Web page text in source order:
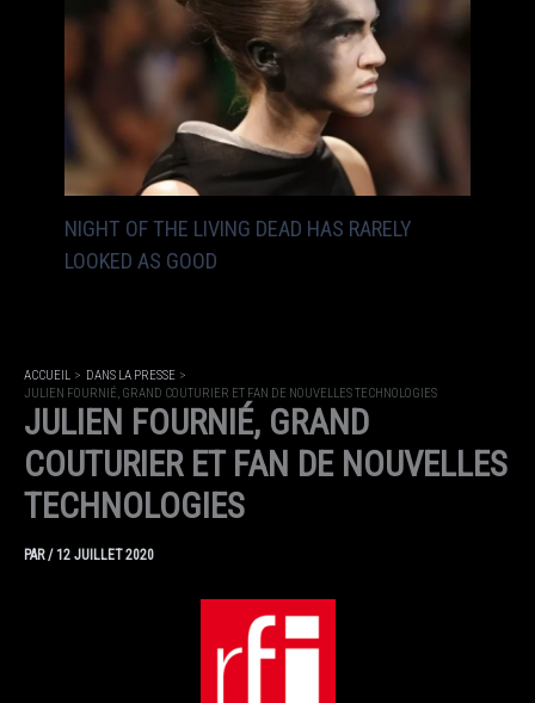
NIGHT OF THE LIVING DEAD HAS RARELY
LOOKED AS GOOD
ACCUEIL
DANS LA PRESSE
JULIEN FOURNIÉ, GRAND COUTURIER ET FAN DE NOUVELLES TECHNOLOGIES
JULIEN FOURNIÉ, GRAND
COUTURIER ET FAN DE NOUVELLES
TECHNOLOGIES
PAR/12 JUILLET 2020